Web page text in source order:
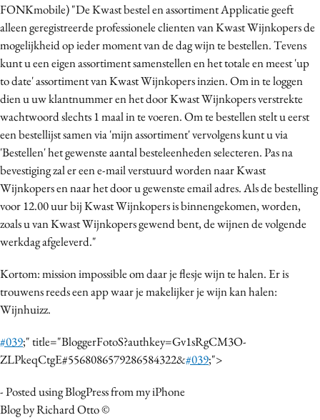
Effectiviteit
Gedragsverandering
Influencer marketing
Interne communicatie
Martech
Media
Merkstrategie
PR
Programmatic
Purpose Marketing
Reputatie & crisis
FONKmobile) "De Kwast bestel en assortiment Applicatie geeft
alleen geregistreerde professionele clienten van Kwast Wijnkopers de
mogelijkheid op ieder moment van de dag wijn te bestellen. Tevens
kunt u een eigen assortiment samenstellen en het totale en meest 'up
to date' assortiment van Kwast Wijnkopers inzien. Om in te loggen
dien u uw klantnummer en het door Kwast Wijnkopers verstrekte
wachtwoord slechts 1 maal in te voeren. Om te bestellen stelt u eerst
een bestellijst samen via 'mijn assortiment' vervolgens kunt u via
'Bestellen' het gewenste aantal besteleenheden selecteren. Pas na
bevestiging zal er een e-mail verstuurd worden naar Kwast
Wijnkopers en naar het door u gewenste email adres. Als de bestelling
voor 12.00 uur bij Kwast Wijnkopers is binnengekomen, worden,
zoals u van Kwast Wijnkopers gewend bent, de wijnen de volgende
werkdag afgeleverd."
Kortom: mission impossible om daar je flesje wijn te halen. Er is
trouwens reeds een app waar je makelijker je wijn kan halen:
Wijnhuizz.
#039;" title="BloggerFotoS?authkey=Gv1sRgCM3O-
ZLPkeqCtgE#5568086579286584322&#039;">
- Posted using BlogPress from my iPhone
Blog by Richard Otto ©